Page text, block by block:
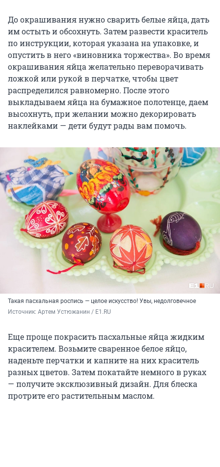
До окрашивания нужно сварить белые яйца, дать
им остыть и обсохнуть. Затем развести краситель
по инструкции, которая указана на упаковке, и
опустить в него «виновника торжества». Во время
окрашивания яйца желательно переворачивать
ложкой или рукой в перчатке, чтобы цвет
распределился равномерно. После этого
выкладываем яйца на бумажное полотенце, даем
высохнуть, при желании можно декорировать
наклейками — дети будут рады вам помочь.
Такая пасхальная роспись — целое искусство! Увы, недолговечное
Источник: Артем Устюжанин / E1.RU
Еще проще покрасить пасхальные яйца жидким
красителем. Возьмите сваренное белое яйцо,
наденьте перчатки и капните на них краситель
разных цветов. Затем покатайте немного в руках
— получите эксклюзивный дизайн. Для блеска
протрите его растительным маслом.